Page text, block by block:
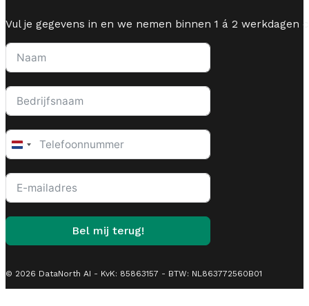
Vul je gegevens in en we nemen binnen 1 á 2 werkdagen
Netherlands
Bel mij terug!
© 2026 DataNorth AI - KvK: 85863157 - BTW: NL863772560B01